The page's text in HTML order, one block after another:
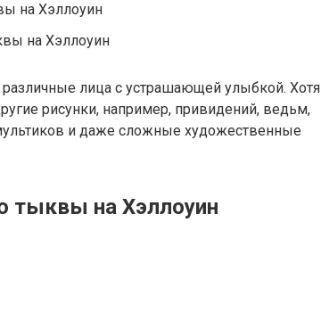
на Хэллоуин
на Хэллоуин
лица с устрашающей улыбкой. Хотя
рисунки, например, привидений, ведьм,
и даже сложные художественные
тыквы на Хэллоуин